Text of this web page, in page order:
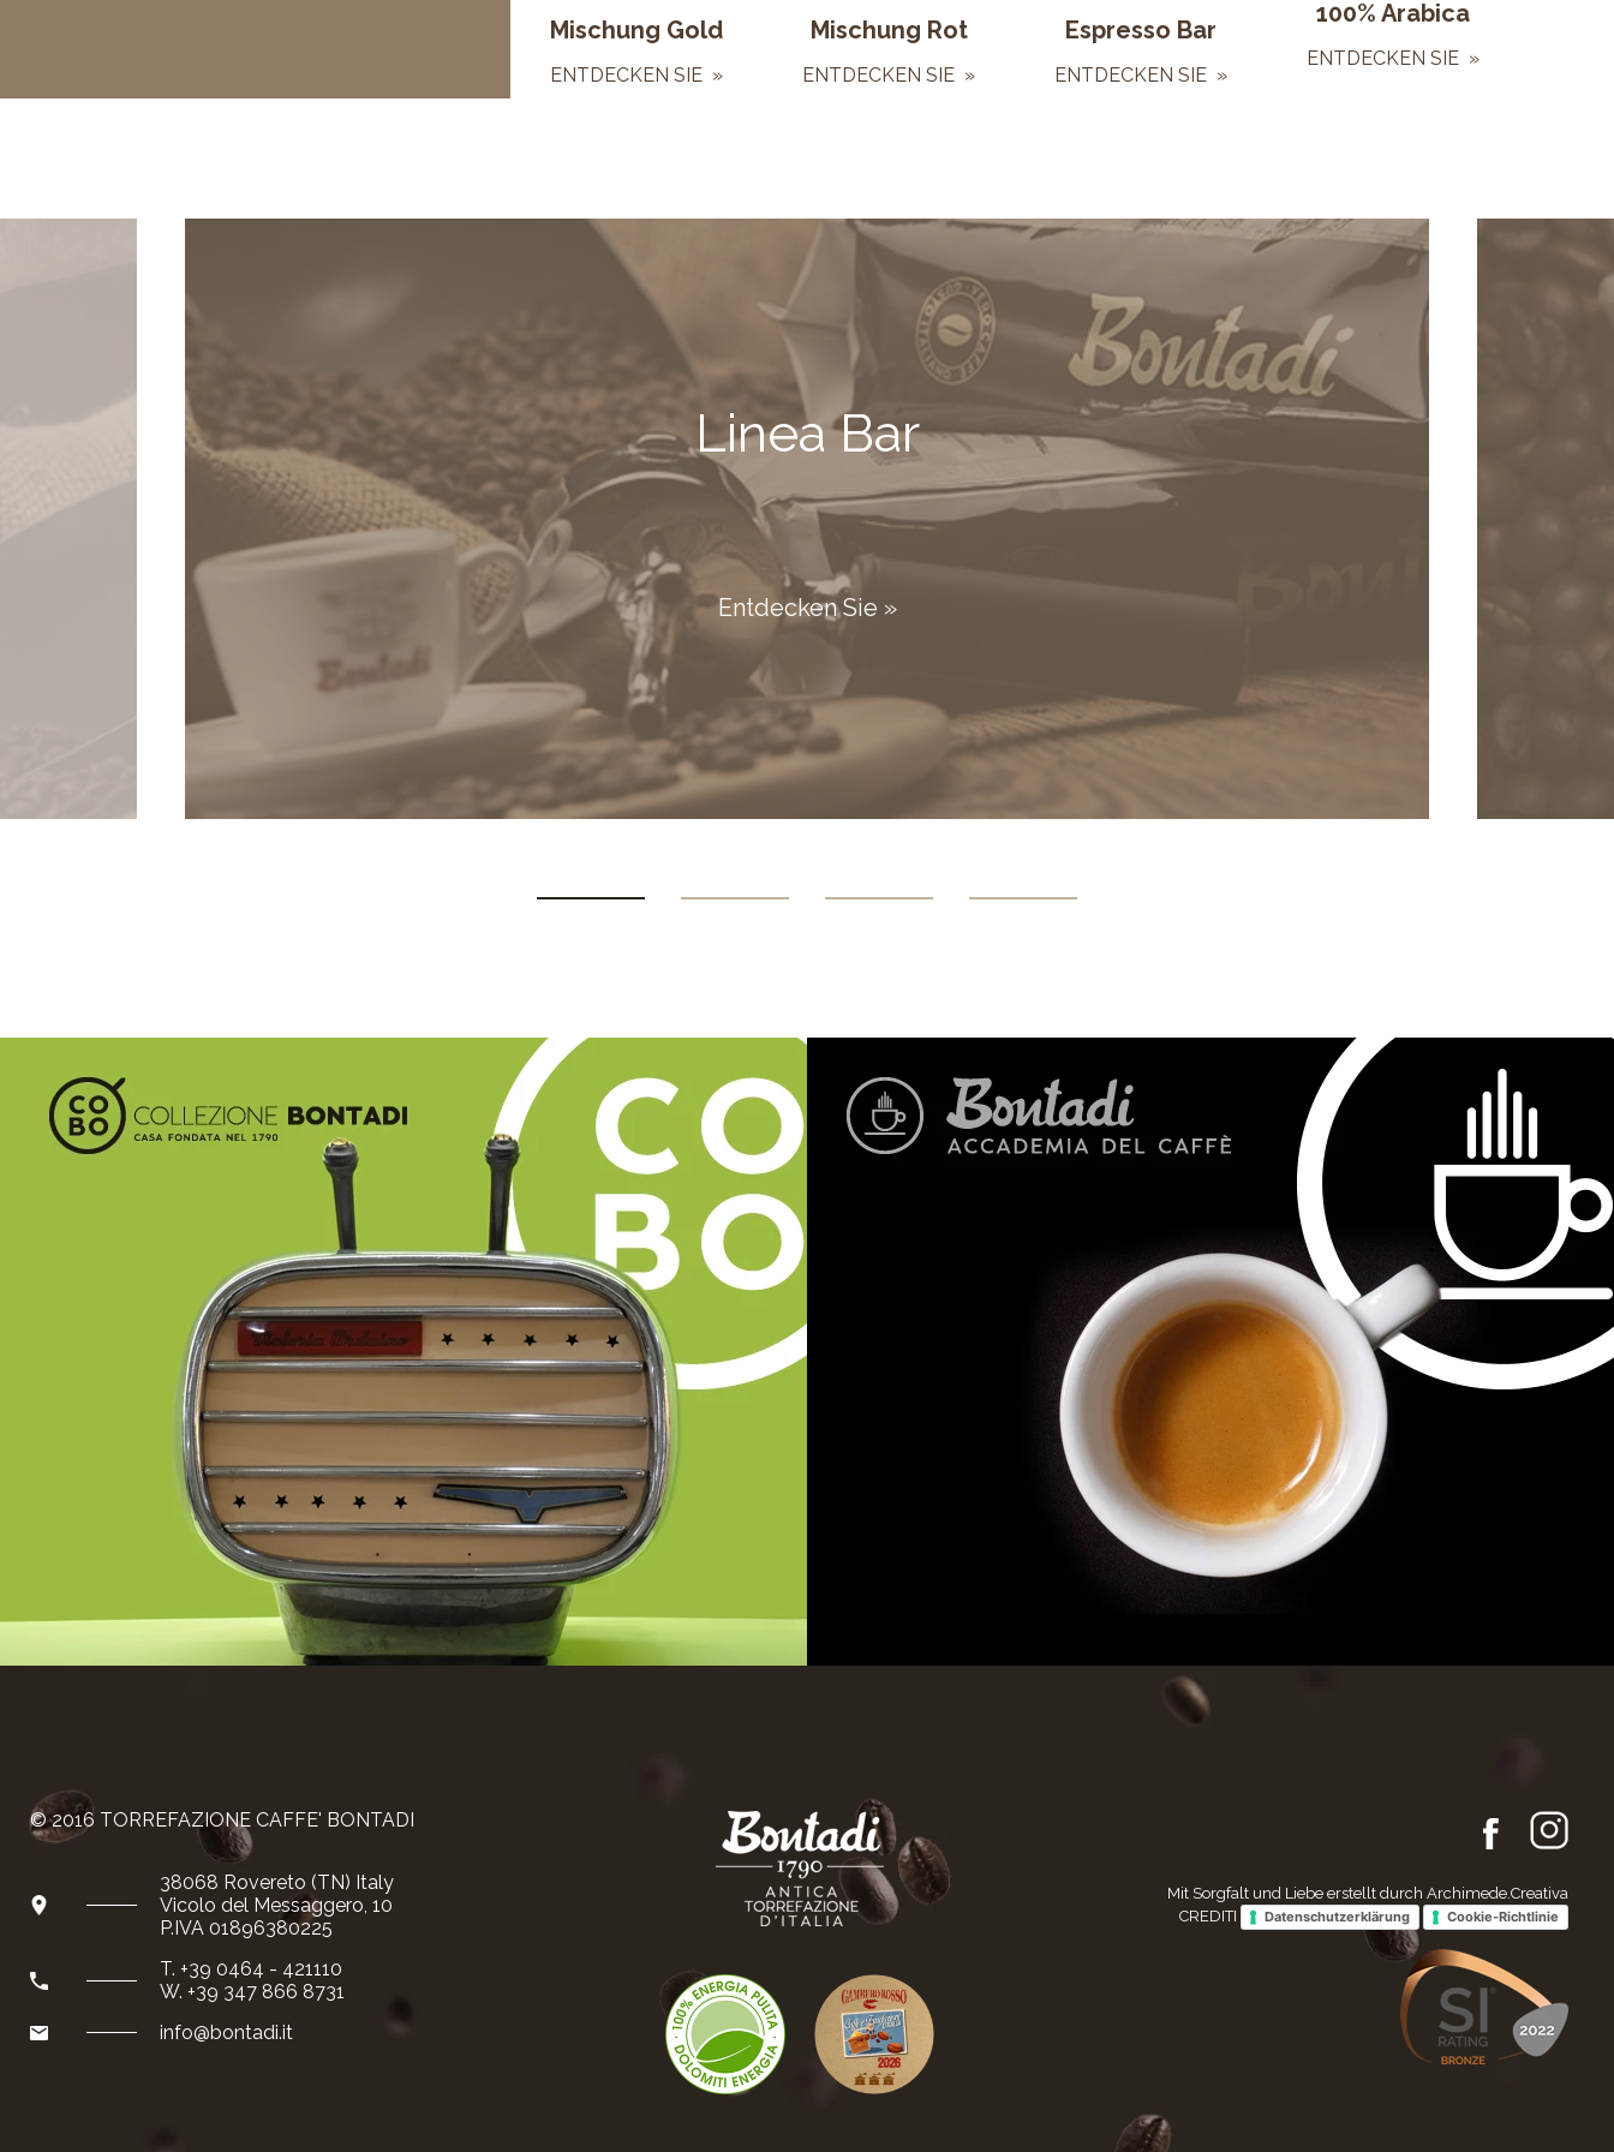
Mischung Gold
ENTDECKEN SIE »
Mischung Rot
ENTDECKEN SIE »
Espresso Bar
ENTDECKEN SIE »
100% Arabica
ENTDECKEN SIE »
Linea Bar
Entdecken Sie »
© 2016 TORREFAZIONE CAFFE' BONTADI
38068 Rovereto (TN) Italy
Vicolo del Messaggero, 10
P.IVA 01896380225
T. +39 0464 - 421110
W. +39 347 866 8731
info@bontadi.it
Mit Sorgfalt und Liebe erstellt durch Archimede.Creativa
CREDITI
Datenschutzerklärung Cookie-Richtlinie